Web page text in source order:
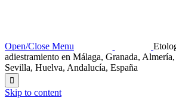
Open/Close Menu
adiestramiento en Málaga, Granada,
Sevilla, Huelva, Andalucía, España

Skip to content